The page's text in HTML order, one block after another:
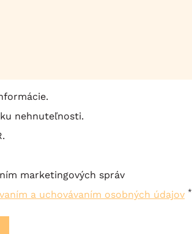
nehnuteľnosti.
marketingových správ
a uchovávaním osobných údajov *